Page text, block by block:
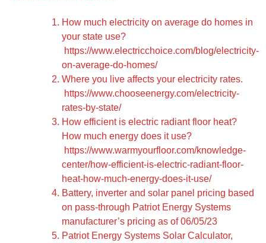
How much electricity on average do homes in
your state use?
https://www.electricchoice.com/blog/electricity-
on-average-do-homes/
Where you live affects your electricity rates.
https://www.chooseenergy.com/electricity-
rates-by-state/
How efficient is electric radiant floor heat?
How much energy does it use?
https://www.warmyourfloor.com/knowledge-
center/how-efficient-is-electric-radiant-floor-
heat-how-much-energy-does-it-use/
Battery, inverter and solar panel pricing based
on pass-through Patriot Energy Systems
manufacturer’s pricing as of 06/05/23
Patriot Energy Systems Solar Calculator,